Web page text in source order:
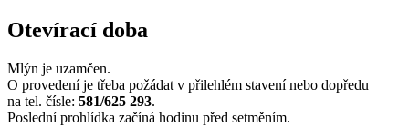
Otevírací doba
Mlýn je uzamčen.
O provedení je třeba požádat v přilehlém stavení nebo dopředu
na tel. čísle: 581/625 293.
Poslední prohlídka začíná hodinu před setměním.